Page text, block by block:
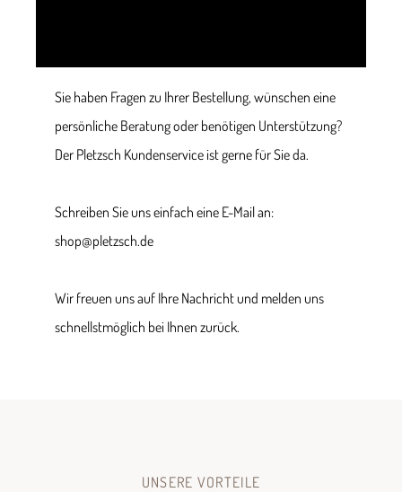
Sie haben Fragen zu Ihrer Bestellung, wünschen eine
persönliche Beratung oder benötigen Unterstützung?
Der Pletzsch Kundenservice ist gerne für Sie da.
Schreiben Sie uns einfach eine E-Mail an:
shop@pletzsch.de
Wir freuen uns auf Ihre Nachricht und melden uns
schnellstmöglich bei Ihnen zurück.
UNSERE VORTEILE